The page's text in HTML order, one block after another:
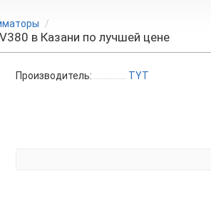
в Казани по лучшей цене
Производитель: TYT